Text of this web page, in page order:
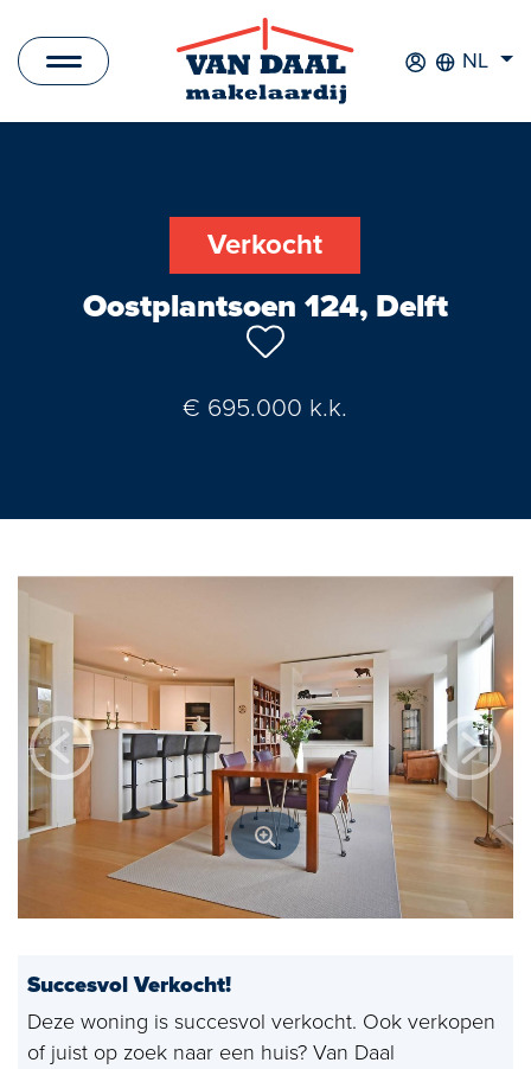
NL
Aangekocht
Diensten
Huis verkopen
Huis kopen
Exclusief wonen
Taxaties
Verhuren
Verkocht
Oostplantsoen 124, Delft
€ 695.000 k.k.
Succesvol Verkocht!
Deze woning is succesvol verkocht. Ook verkopen
of juist op zoek naar een huis? Van Daal